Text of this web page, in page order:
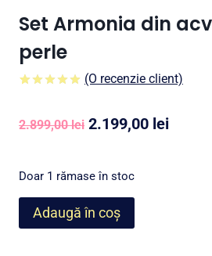
Set Armonia din
perle
evaluare a
clientului
(O recenzie client)
2.899,00lei Prețul
a
fost:
2.899,00 lei.
2.199,00 leiPrețul
Doar 1 rămase în stoc
Cantitate
Set
Adaugă în coș